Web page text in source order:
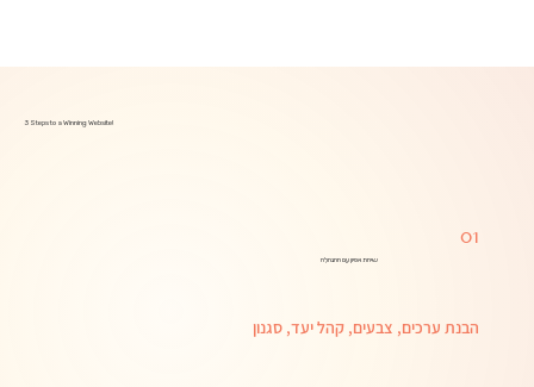
3 Steps to a Winning Website!
שיחת אפיון עם ההנהלה
הבנת ערכים, צבעים, קהל יעד, סגנון
01